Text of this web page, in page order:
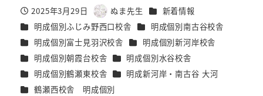
投稿日
2025年3月29日
著
者
ぬま先生 カテゴリー
新着情報
カテゴリー
明成個別ふじみ野西口校舎 カテゴリー
明成個別南古谷校舎
カテゴリー
明成個別富士見羽沢校舎 カテゴリー
明成個別新河岸校舎
カテゴリー
明成個別朝霞台校舎 カテゴリー
明成個別水谷校舎
カテゴリー
明成個別鶴瀬東校舎 カテゴリー
明成新河岸・南古谷 大河
カテゴリー
鶴瀬西校舎 明成個別